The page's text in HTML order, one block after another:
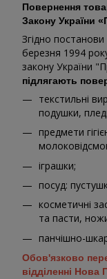
Повернення
Закону України
Згідно постанови
березня 1994
закону України
підлягають
текстильні
подушки,
предмети
іграшки;
посуд:
косметичні
та пасти,
панчішно-
Обов'язково
відділенні